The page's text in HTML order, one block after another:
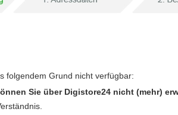
folgendem Grund nicht verfügbar:
Sie über Digistore24 nicht (mehr)